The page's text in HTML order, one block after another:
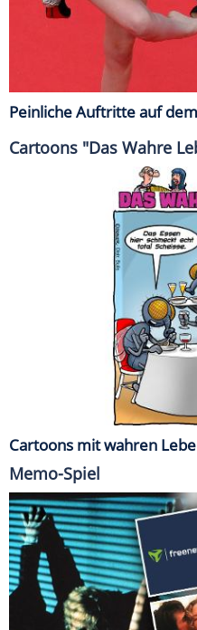
Peinliche Auftritte auf
Cartoons "Das Wahre
Cartoons mit wahren
Memo-Spiel